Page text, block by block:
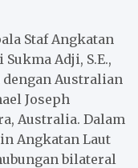
Staf Angkatan
Adji, S.E.,
Australian
Joseph
Australia. Dalam
Angkatan Laut
bilateral